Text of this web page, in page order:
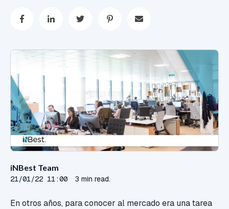
iNBest Team
21/01/22 11:00 3 min read.
En otros años, para conocer al mercado era una tarea